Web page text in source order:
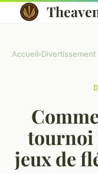
Accueil›Divertissement
tournoi
jeux de